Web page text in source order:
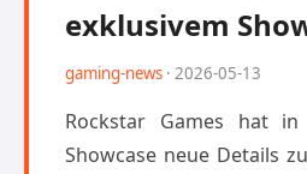
exklusivem
gaming-news · 2026-05-13
Rockstar Games hat in
Showcase neue Details